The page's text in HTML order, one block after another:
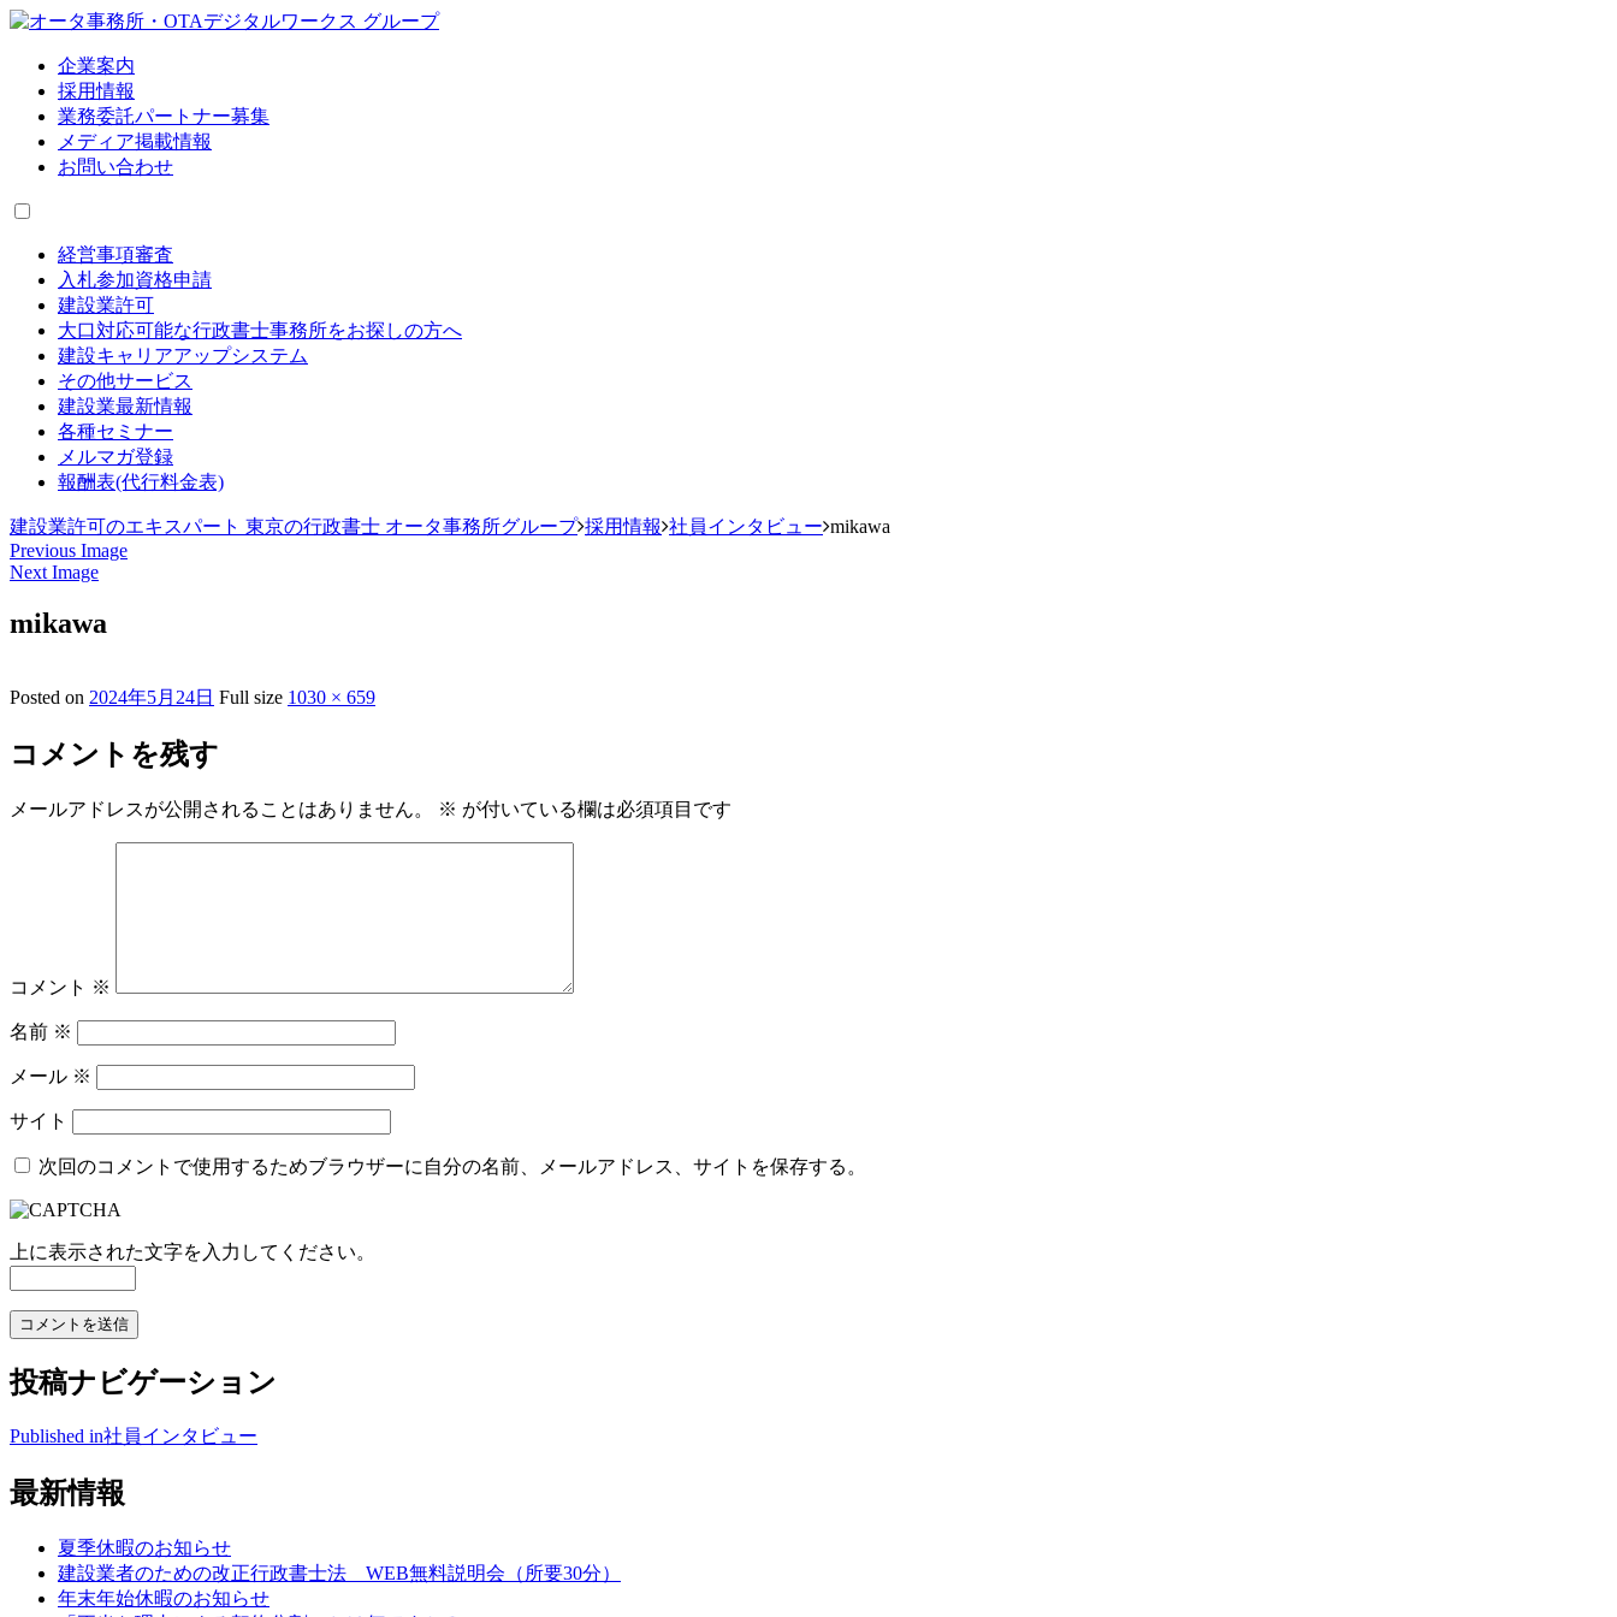
企業案内
採用情報
業務委託パートナー募集
メディア掲載情報
お問い合わせ
経営事項審査
入札参加資格申請
建設業許可
大口対応可能な行政書士事務所をお探しの方へ
建設キャリアアップシステム
その他サービス
建設業最新情報
各種セミナー
メルマガ登録
報酬表(代行料金表)
建設業許可のエキスパート 東京の行政書士 オータ事務所グループ 採用情報 社員インタビュー mikawa
Previous Image
Next Image
mikawa
Posted on 2024年5月24日 Full size 1030 × 659
コメントを残す
メールアドレスが公開されることはありません。 ※ が付いている欄は必須項目です
コメント ※
名前 ※
メール ※
サイト
次回のコメントで使用するためブラウザーに自分の名前、メールアドレス、サイトを保存する。
上に表示された文字を入力してください。
投稿ナビゲーション
Published in社員インタビュー
最新情報
夏季休暇のお知らせ
建設業者のための改正行政書士法 WEB無料説明会（所要30分）
年末年始休暇のお知らせ